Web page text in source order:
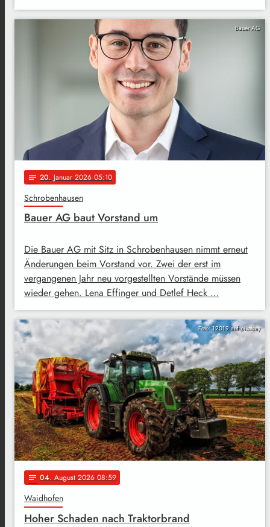
Bauer AG
notes 20. Januar 2026 05:10
Schrobenhausen
Bauer AG baut Vorstand um
Die Bauer AG mit Sitz in Schrobenhausen nimmt erneut
Änderungen beim Vorstand vor. Zwei der erst im
vergangenen Jahr neu vorgestellten Vorstände müssen
wieder gehen. Lena Effinger und Detlef Heck …
Foto: 12019 auf pixabay
notes 04. August 2026 08:59
Waidhofen
Hoher Schaden nach Traktorbrand